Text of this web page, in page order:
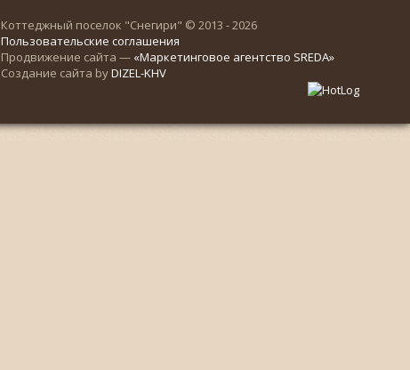
Коттеджный поселок "Снегири" © 2013 - 2026
Пользовательские соглашения
Продвижение сайта — «Маркетинговое агентство SREDA»
Создание сайта byDIZEL-KHV